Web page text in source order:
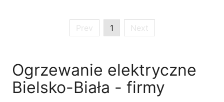
Prev 1 Next
Ogrzewanie elektryczne
Bielsko-Biała - firmy